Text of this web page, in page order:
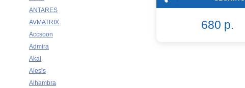
ANTARES
AVMATRIX
Accsoon
Admira
Akai
Alesis
Alhambra
680 р.